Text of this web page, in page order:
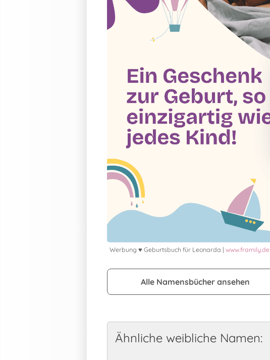
Werbung ♥ Geburtsbuch für Leonarda | www.framily.de
Alle Namensbücher ansehen
Ähnliche weibliche Namen: